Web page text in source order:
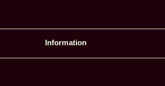
Information
i